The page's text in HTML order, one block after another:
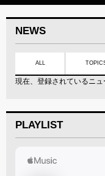
NEWS
ALL
現在、登録されているニュ
PLAYLIST